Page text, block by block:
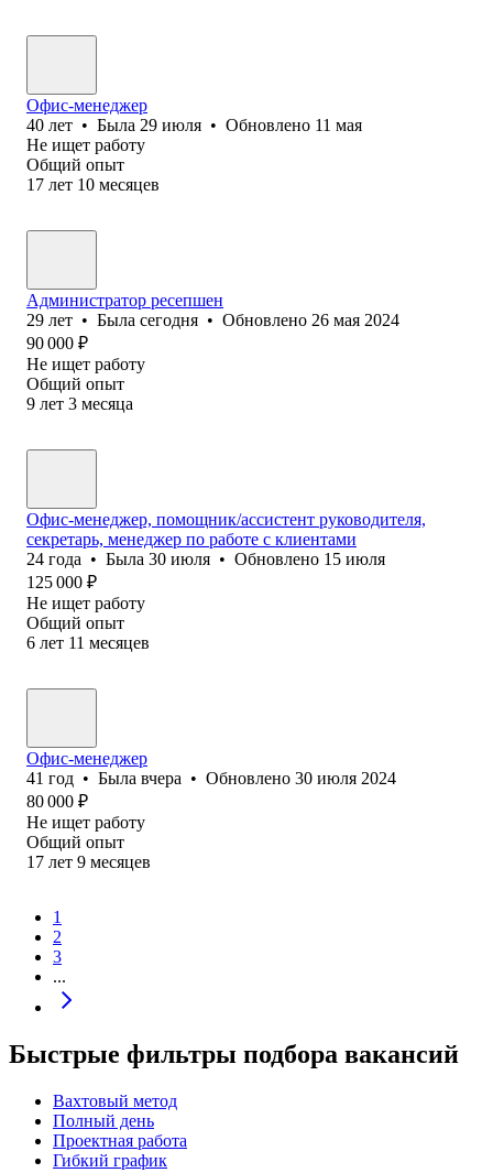
Офис-менеджер
40 лет • Была 29 июля • Обновлено 11 мая
Не ищет работу
Общий опыт
17 лет 10 месяцев
Администратор ресепшен
29 лет • Была сегодня • Обновлено 26 мая 2024
90 000 ₽
Не ищет работу
Общий опыт
9 лет 3 месяца
Офис-менеджер, помощник/ассистент руководителя,
секретарь, менеджер по работе с клиентами
24 года • Была 30 июля • Обновлено 15 июля
125 000 ₽
Не ищет работу
Общий опыт
6 лет 11 месяцев
Офис-менеджер
41 год • Была вчера • Обновлено 30 июля 2024
80 000 ₽
Не ищет работу
Общий опыт
17 лет 9 месяцев
1
2
3
...
Быстрые фильтры подбора вакансий
Вахтовый метод
Полный день
Проектная работа
Гибкий график